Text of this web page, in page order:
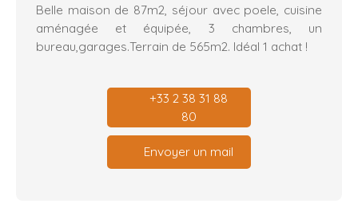
Belle maison de 87m2, séjour avec poele, cuisine
aménagée et équipée, 3 chambres, un
bureau,garages.Terrain de 565m2. Idéal 1 achat !
+33 2 38 31 88
80
Envoyer un mail